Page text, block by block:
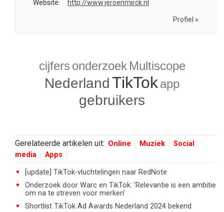
Website: http://www.jeroenmirck.nl
Profiel »
cijfers onderzoek Multiscope
NederlandTikTokapp
gebruikers
Gerelateerde artikelen uit: Online Muziek
Social
media
Apps
[update] TikTok-vluchtelingen naar RedNote
Onderzoek door Warc en TikTok: 'Relevantie is een ambitie
om na te streven voor merken'
Shortlist TikTok Ad Awards Nederland 2024 bekend